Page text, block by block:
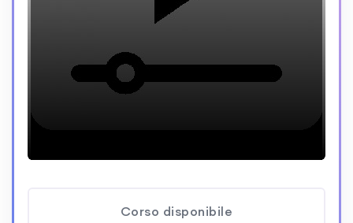
Corso disponibile